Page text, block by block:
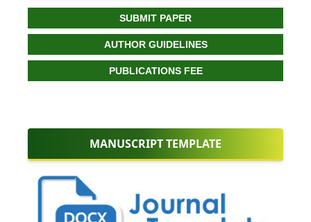
SUBMIT PAPER
AUTHOR GUIDELINES
PUBLICATIONS FEE
MANUSCRIPT TEMPLATE